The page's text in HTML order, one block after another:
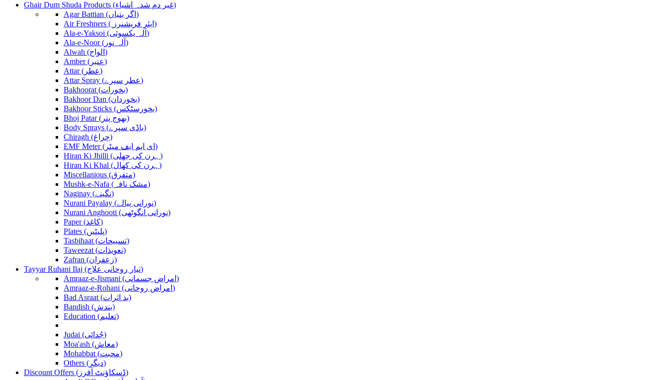
Ghair Dum Shuda Products (غیر دم شدہ اشیاء)
Agar Battian (اگر بتیاں)
Air Freshners ( ایئر فریشنرز)
Ala-e-Yaksoi (آلہ یکسوئی)
Ala-e-Noor (آلہ نور)
Alwah (الواح)
Amber (عنبر)
Attar (عطر)
Attar Spray (عطر سپرے)
Bakhoorat (بخورات)
Bakhoor Dan (بخوردان)
Bakhoor Sticks (بخورسٹکس)
Bhoj Patar (بھوج پتر)
Body Sprays (باڈی سپرے)
Chiragh (چراغ)
EMF Meter (ای ایم ایف میٹر)
Hiran Ki Jhilli (ہرن کی جھلی)
Hiran Ki Khal (ہرن کی کھال)
Miscellanious (متفرق)
Mushk-e-Nafa (مشک نافہ)
Naginay (نگینے)
Nurani Payalay (نورانی پیالے)
Nurani Anghooti (نورانی انگوٹھی)
Paper (کاغذ)
Plates (پلیٹیں)
Tasbihaat (تسبیحات)
Taweezat (تعویذات)
Zafran (زعفران)
Tayyar Ruhani Ilaj (تیار روحانی علاج)
Amraaz-e-Jismani (امراض جسمانی)
Amraaz-e-Rohani (امراض روحانی)
Bad Asraat (بد اثرات)
Bandish (بندش)
Education (تعلیم)
Judai (جُدائی)
Moa'ash (معاش)
Mohabbat (محبت)
Others (دیگر)
Discount Offers (ڈسکاؤنٹ آفرز)